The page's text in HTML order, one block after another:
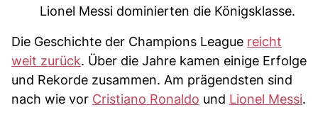
Lionel Messi dominierten die Königsklasse.
Die Geschichte der Champions League reicht
weit zurück. Über die Jahre kamen einige Erfolge
und Rekorde zusammen. Am prägendsten sind
nach wie vor Cristiano Ronaldo und Lionel Messi.